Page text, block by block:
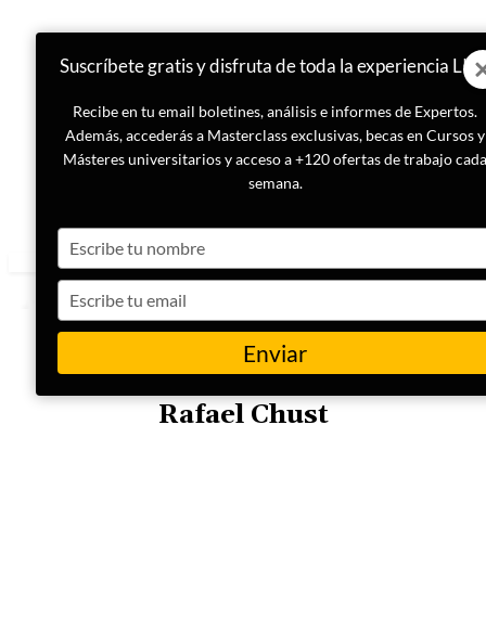
COLABORADOR
Rafael Chust
Suscríbete gratis y disfruta de toda la experiencia
Recibe en tu email boletines, análisis e informes de Expertos.
Además, accederás a Masterclass exclusivas, becas en Cursos y
Másteres universitarios y acceso a +120 ofertas de trabajo
semana.
your
name
your
email
Enviar